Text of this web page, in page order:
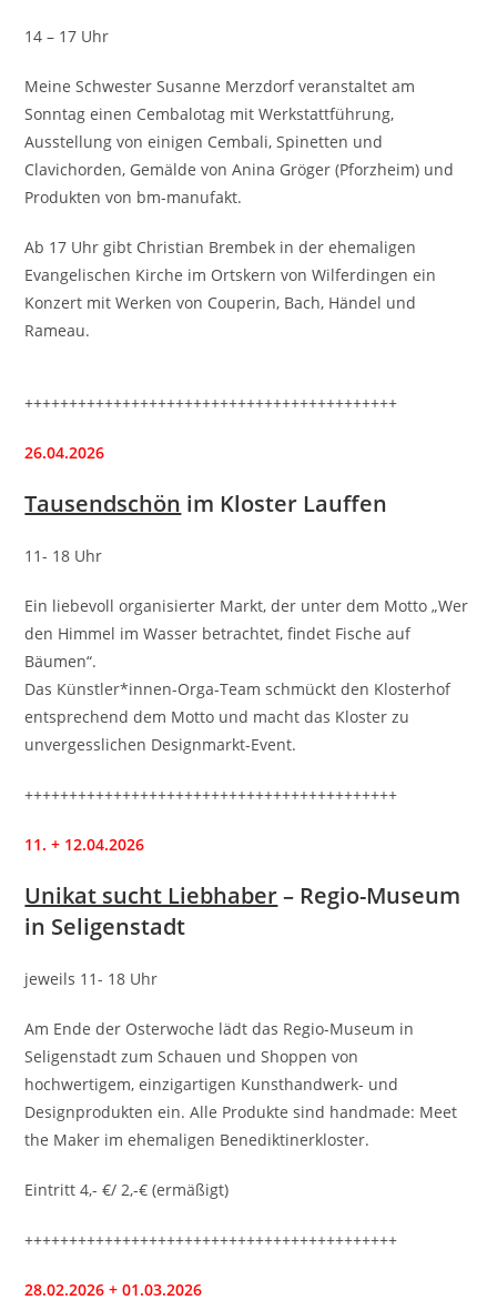
14 – 17 Uhr
Meine Schwester Susanne Merzdorf veranstaltet am
Sonntag einen Cembalotag mit Werkstattführung,
Ausstellung von einigen Cembali, Spinetten und
Clavichorden, Gemälde von Anina Gröger (Pforzheim) und
Produkten von bm-manufakt.
Ab 17 Uhr gibt Christian Brembek in der ehemaligen
Evangelischen Kirche im Ortskern von Wilferdingen ein
Konzert mit Werken von Couperin, Bach, Händel und
Rameau.
++++++++++++++++++++++++++++++++++++++++++
26.04.2026
Tausendschön im Kloster Lauffen
11- 18 Uhr
Ein liebevoll organisierter Markt, der unter dem Motto „Wer
den Himmel im Wasser betrachtet, findet Fische auf
Bäumen“.
Das Künstler*innen-Orga-Team schmückt den Klosterhof
entsprechend dem Motto und macht das Kloster zu
unvergesslichen Designmarkt-Event.
++++++++++++++++++++++++++++++++++++++++++
11. + 12.04.2026
Unikat sucht Liebhaber– Regio-Museum
in Seligenstadt
jeweils 11- 18 Uhr
Am Ende der Osterwoche lädt das Regio-Museum in
Seligenstadt zum Schauen und Shoppen von
hochwertigem, einzigartigen Kunsthandwerk- und
Designprodukten ein. Alle Produkte sind handmade: Meet
the Maker im ehemaligen Benediktinerkloster.
Eintritt 4,- €/ 2,-€ (ermäßigt)
++++++++++++++++++++++++++++++++++++++++++
28.02.2026 + 01.03.2026